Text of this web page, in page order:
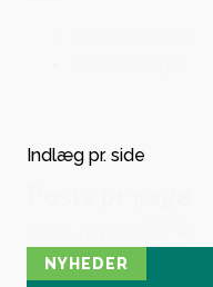
Indlæg pr. side
NYHEDER